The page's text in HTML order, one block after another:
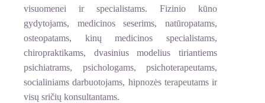
visuomenei ir specialistams. Fizinio kūno
gydytojams, medicinos seserims, natūropatams,
osteopatams, kinų medicinos specialistams,
chiropraktikams, dvasinius modelius tiriantiems
psichiatrams, psichologams, psichoterapeutams,
socialiniams darbuotojams, hipnozės terapeutams ir
visų sričių konsultantams.